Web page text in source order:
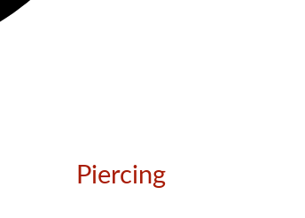
Piercing